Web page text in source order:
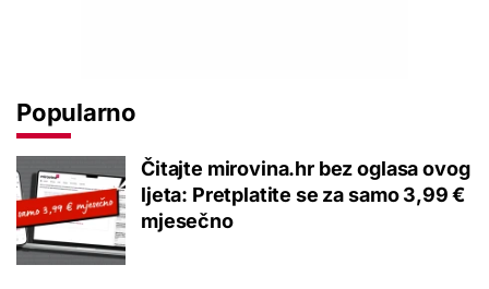
Popularno
Čitajte mirovina.hr bez oglasa ovog
ljeta: Pretplatite se za samo 3,99 €
mjesečno